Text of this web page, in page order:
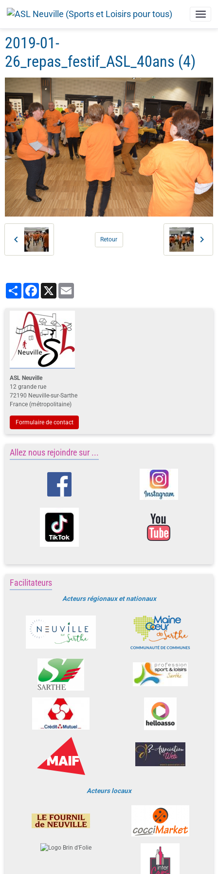
2019-01-
26_repas_festif_ASL_40ans (4)
Retour
PartagerFacebook
ASL Neuville
12 grande rue
72190 Neuville-sur-Sarthe
France (métropolitaine)
Formulaire de contact
Allez nous rejoindre sur ...
Facilitateurs
Acteurs régionaux et nationaux
Acteurs locaux